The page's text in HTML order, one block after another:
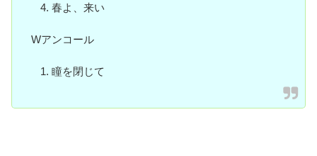
春よ、来い
Wアンコール
瞳を閉じて